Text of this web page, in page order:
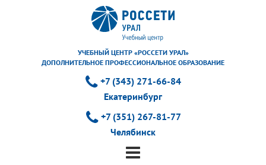
УЧЕБНЫЙ ЦЕНТР «РОССЕТИ УРАЛ»
ДОПОЛНИТЕЛЬНОЕ ПРОФЕССИОНАЛЬНОЕ ОБРАЗОВАНИЕ
+7 (343) 271-66-84
Екатеринбург
+7 (351) 267-81-77
Челябинск